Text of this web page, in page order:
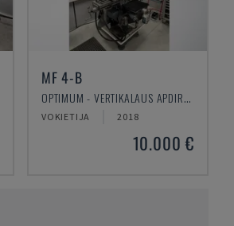
MF 4-B
OPTIMUM - VERTIKALAUS APDIRBIMO CENTRAS
VOKIETIJA 2018
10.000 €